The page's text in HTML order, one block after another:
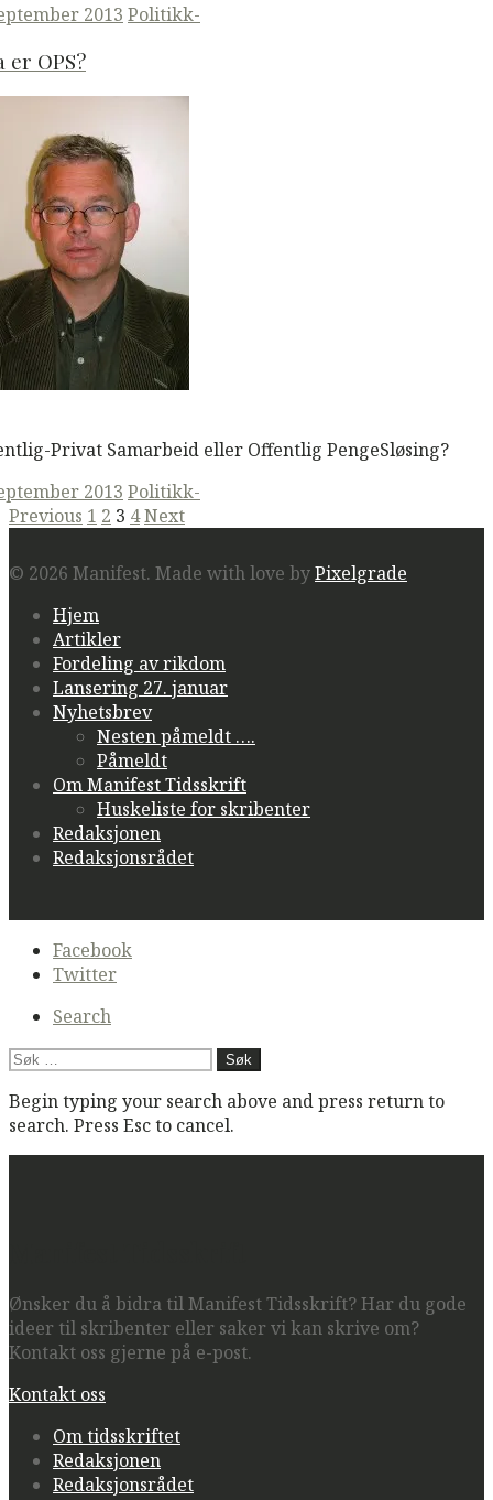
2013 Politikk-
er OPS?
Privat Samarbeid eller Offentlig PengeSløsing?
2013 Politikk-
Posts
Previous 1 2 3 4Next
© 2026 Manifest. Made with love byPixelgrade
Hjem
Artikler
Fordeling av rikdom
Lansering 27. januar
Nyhetsbrev
Nesten påmeldt ….
Påmeldt
Om Manifest Tidsskrift
Huskeliste for skribenter
Redaksjonen
Redaksjonsrådet
Secondary
navigation
Facebook
Twitter
Search
Søk
Begin typing your search above and press return to
search. Press Esc to cancel.
Ønsker du å bidra til Manifest Tidsskrift? Har du gode
ideer til skribenter eller saker vi kan skrive om?
Kontakt oss gjerne på e-post.
Kontakt oss
Om tidsskriftet
Redaksjonen
Redaksjonsrådet